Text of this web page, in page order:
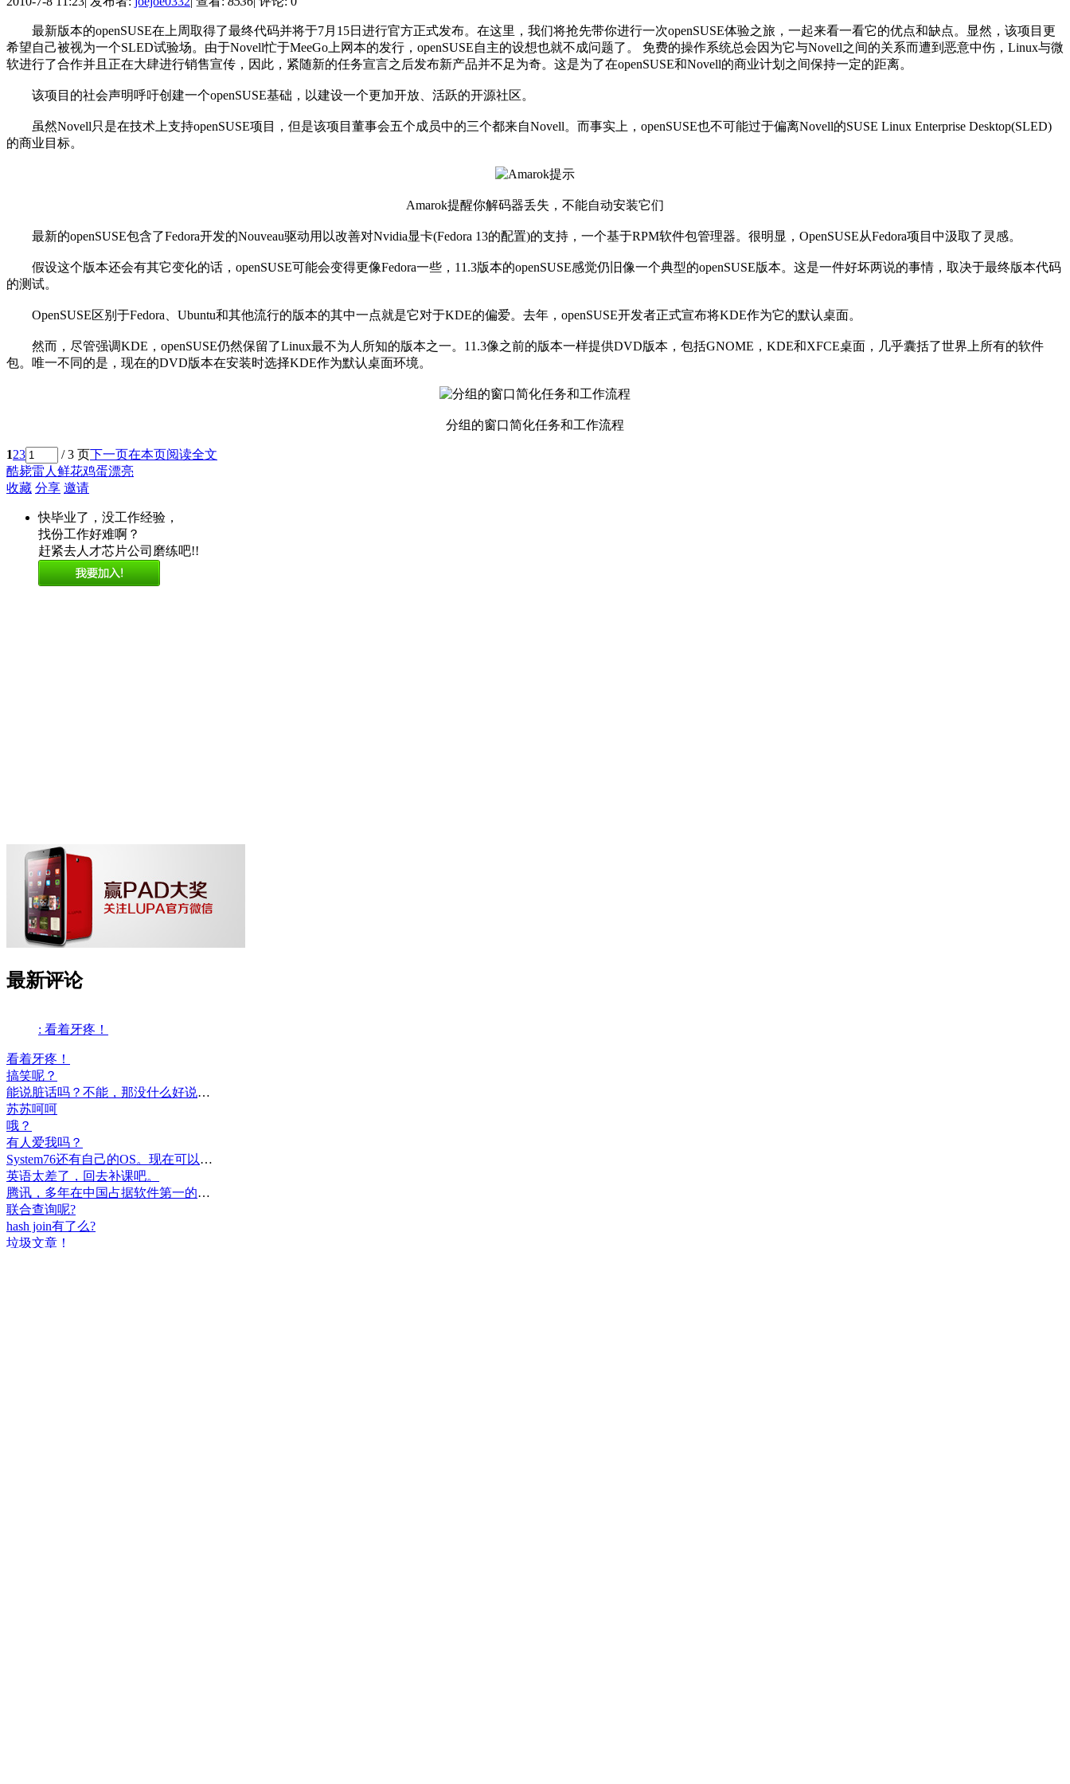
最新版本的openSUSE在上周取得了最终代码并将于7月15日进行官方正式发布。在这里，我们将抢先带你进行一次openSUSE体验之旅，一起来看一看它的优点和缺点。显然，该项目更
希望自己被视为一个SLED试验场。由于Novell忙于MeeGo上网本的发行，openSUSE自主的设想也就不成问题了。 免费的操作系统总会因为它与Novell之间的关系而遭到恶意中伤，Linux与微
软进行了合作并且正在大肆进行销售宣传，因此，紧随新的任务宣言之后发布新产品并不足为奇。这是为了在openSUSE和Novell的商业计划之间保持一定的距离。
该项目的社会声明呼吁创建一个openSUSE基础，以建设一个更加开放、活跃的开源社区。
虽然Novell只是在技术上支持openSUSE项目，但是该项目董事会五个成员中的三个都来自Novell。而事实上，openSUSE也不可能过于偏离Novell的SUSE Linux Enterprise Desktop(SLED)
的商业目标。
Amarok提醒你解码器丢失，不能自动安装它们
最新的openSUSE包含了Fedora开发的Nouveau驱动用以改善对Nvidia显卡(Fedora 13的配置)的支持，一个基于RPM软件包管理器。很明显，OpenSUSE从Fedora项目中汲取了灵感。
假设这个版本还会有其它变化的话，openSUSE可能会变得更像Fedora一些，11.3版本的openSUSE感觉仍旧像一个典型的openSUSE版本。这是一件好坏两说的事情，取决于最终版本代码
的测试。
OpenSUSE区别于Fedora、Ubuntu和其他流行的版本的其中一点就是它对于KDE的偏爱。去年，openSUSE开发者正式宣布将KDE作为它的默认桌面。
然而，尽管强调KDE，openSUSE仍然保留了Linux最不为人所知的版本之一。11.3像之前的版本一样提供DVD版本，包括GNOME，KDE和XFCE桌面，几乎囊括了世界上所有的软件
包。唯一不同的是，现在的DVD版本在安装时选择KDE作为默认桌面环境。
分组的窗口简化任务和工作流程
123 / 3 页下一页在本页阅读全文
酷毙雷人 鲜花鸡蛋漂亮
收藏 分享 邀请
快毕业了，没工作经验，
找份工作好难啊？
赶紧去人才芯片公司磨练吧!!
最新评论
: 看着牙疼！
看着牙疼！
搞笑呢？
能说脏话吗？不能，那没什么好说的了！
苏苏呵呵
哦？
有人爱我吗？
System76还有自己的OS。现在可以递送到很多地区了。
英语太差了，回去补课吧。
腾讯，多年在中国占据软件第一的位置，可惜，除了QQ、微信外，什么都没有做出来。
联合查询呢?
hash join有了么?
垃圾文章！